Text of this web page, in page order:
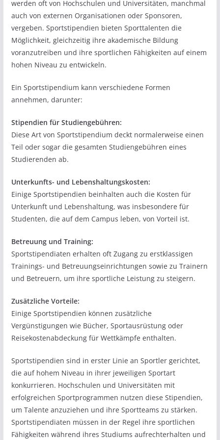
werden oft von Hochschulen und Universitäten, manchmal
auch von externen Organisationen oder Sponsoren,
vergeben. Sportstipendien bieten Sporttalenten die
Möglichkeit, gleichzeitig ihre akademische Bildung
voranzutreiben und ihre sportlichen Fähigkeiten auf einem
hohen Niveau zu entwickeln.
Ein Sportstipendium kann verschiedene Formen
annehmen, darunter:
Stipendien für Studiengebühren:
Diese Art von Sportstipendium deckt normalerweise einen
Teil oder sogar die gesamten Studiengebühren eines
Studierenden ab.
Unterkunfts- und Lebenshaltungskosten:
Einige Sportstipendien beinhalten auch die Kosten für
Unterkunft und Lebenshaltung, was insbesondere für
Studenten, die auf dem Campus leben, von Vorteil ist.
Betreuung und Training:
Sportstipendiaten erhalten oft Zugang zu erstklassigen
Trainings- und Betreuungseinrichtungen sowie zu Trainern
und Betreuern, um ihre sportliche Leistung zu steigern.
Zusätzliche Vorteile:
Einige Sportstipendien können zusätzliche
Vergünstigungen wie Bücher, Sportausrüstung oder
Reisekostenabdeckung für Wettkämpfe enthalten.
Sportstipendien sind in erster Linie an Sportler gerichtet,
die auf hohem Niveau in ihrer jeweiligen Sportart
konkurrieren. Hochschulen und Universitäten mit
erfolgreichen Sportprogrammen nutzen diese Stipendien,
um Talente anzuziehen und ihre Sportteams zu stärken.
Sportstipendiaten müssen in der Regel ihre sportlichen
Fähigkeiten während ihres Studiums aufrechterhalten und